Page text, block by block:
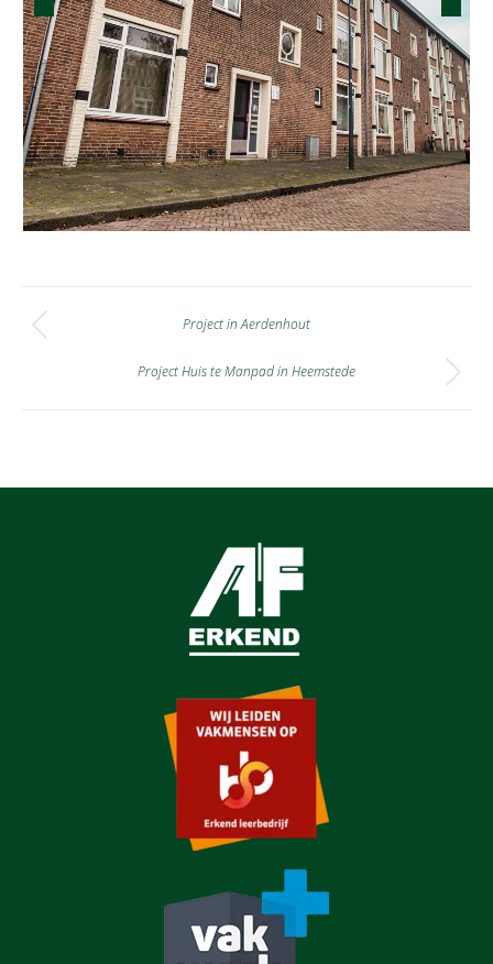
Post
navigation
post:
Project in Aerdenhout
Next
Project Huis te Manpad in Heemstede